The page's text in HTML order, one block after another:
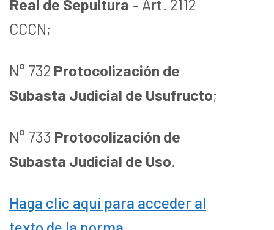
Real de Sepultura – Art. 2112
CCCN;
N° 732 Protocolización de
Subasta Judicial de Usufructo;
N° 733 Protocolización de
Subasta Judicial de Uso.
Haga clic aquí para acceder al